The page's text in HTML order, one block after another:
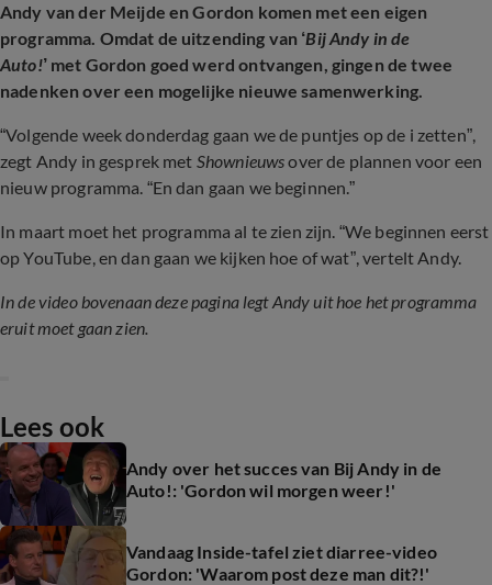
Andy van der Meijde en Gordon komen met een eigen
programma. Omdat de uitzending van ‘Bij Andy in de
Auto!’ met Gordon goed werd ontvangen, gingen de twee
nadenken over een mogelijke nieuwe samenwerking.
“Volgende week donderdag gaan we de puntjes op de i zetten”,
zegt Andy in gesprek met Shownieuwsover de plannen voor een
nieuw programma. “En dan gaan we beginnen.”
In maart moet het programma al te zien zijn. “We beginnen eerst
op YouTube, en dan gaan we kijken hoe of wat”, vertelt Andy.
In de video bovenaan deze pagina legt Andy uit hoe het programma
eruit moet gaan zien.
Lees ook
Andy over het succes van Bij Andy in de
Auto!: 'Gordon wil morgen weer!'
Vandaag Inside-tafel ziet diarree-video
Gordon: 'Waarom post deze man dit?!'